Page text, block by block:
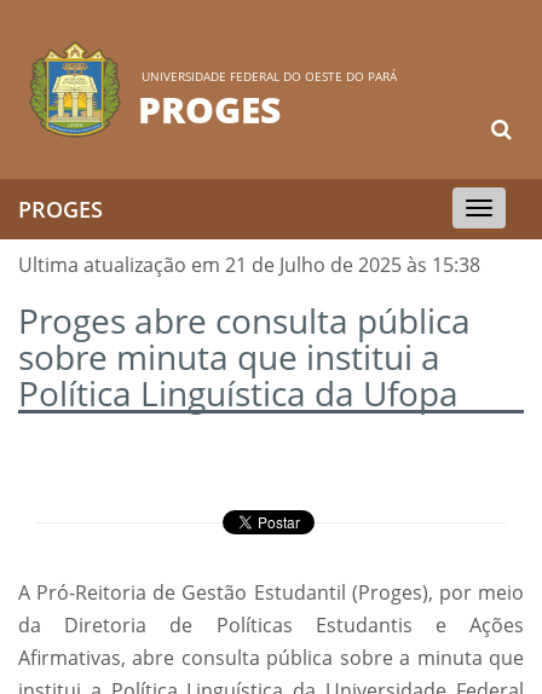
UNIVERSIDADE FEDERAL DO OESTE DO PARÁ
PROGES
Toggle
navigation
PROGES
Ultima atualização em 21 de Julho de 2025 às 15:38
Proges abre consulta pública
sobre minuta que institui a
Política Linguística da Ufopa
A Pró-Reitoria de Gestão Estudantil (Proges), por meio
da Diretoria de Políticas Estudantis e Ações
Afirmativas, abre consulta pública sobre a minuta que